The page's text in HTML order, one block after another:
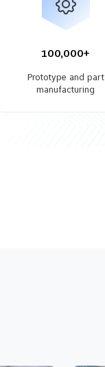
100,000+
Prototype and part
manufacturing